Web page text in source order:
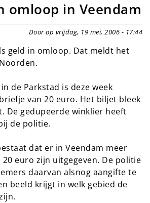
omloop in Veendam
Door op vrijdag, 19 mei, 2006 - 17:44
geld in omloop. Dat meldt het
de Parkstad is deze week
van 20 euro. Het biljet bleek
De gedupeerde winklier heeft
de politie.
dat er in Veendam meer
euro zijn uitgegeven. De politie
daarvan alsnog aangifte te
beeld krijgt in welk gebied de